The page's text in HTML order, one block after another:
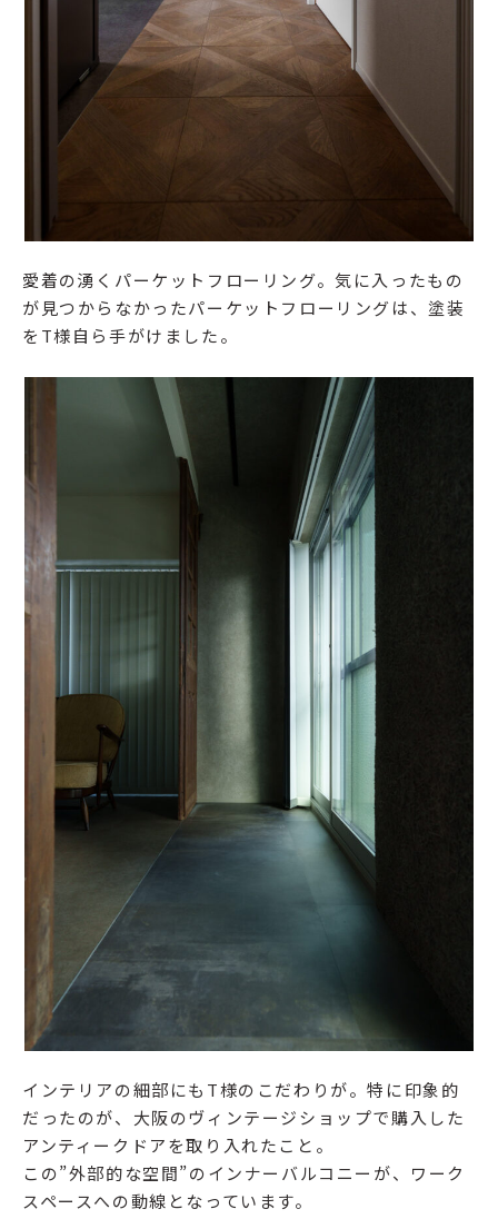
愛着の湧くパーケットフローリング。気に入ったもの
が見つからなかったパーケットフローリングは、塗装
をT様自ら手がけました。
インテリアの細部にもT様のこだわりが。特に印象的
だったのが、大阪のヴィンテージショップで購入した
アンティークドアを取り入れたこと。
この”外部的な空間”のインナーバルコニーが、ワーク
スペースへの動線となっています。